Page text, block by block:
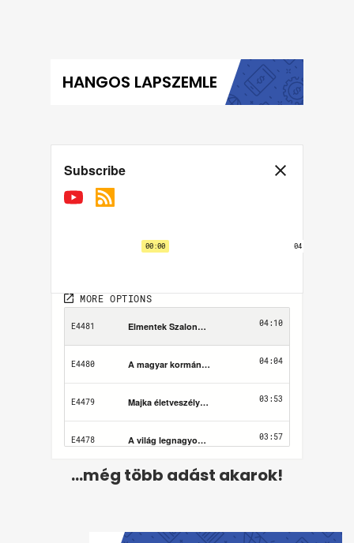
HANGOS LAPSZEMLE
...még több adást akarok!